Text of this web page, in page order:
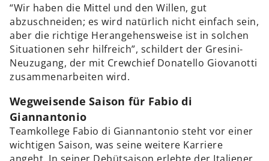
“Wir haben die Mittel und den Willen, gut
abzuschneiden; es wird natürlich nicht einfach sein,
aber die richtige Herangehensweise ist in solchen
Situationen sehr hilfreich”, schildert der Gresini-
Neuzugang, der mit Crewchief Donatello Giovanotti
zusammenarbeiten wird.
Wegweisende Saison für Fabio di
Giannantonio
Teamkollege Fabio di Giannantonio steht vor einer
wichtigen Saison, was seine weitere Karriere